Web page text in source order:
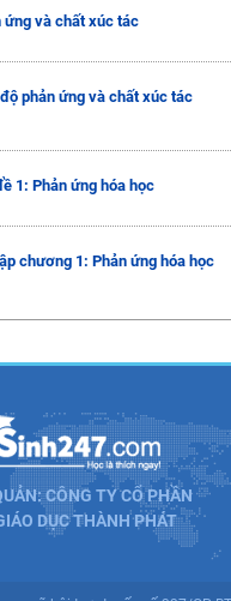
ứng và chất xúc tác
phản ứng và chất xúc tác
1: Phản ứng hóa học
chương 1: Phản ứng hóa học
CÔNG TY CỔ PHẦN
DỤC THÀNH PHÁT